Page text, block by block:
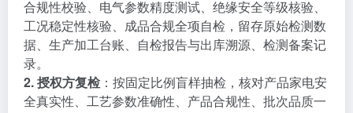
合规性校验、电气参数精度测试、绝缘安全等级核验、
工况稳定性核验、成品合规全项自检，留存原始检测数
据、生产加工台账、自检报告与出库溯源、检测备案记
录。
2. 授权方复检：按固定比例盲样抽检，核对产品家电安
全真实性、工艺参数准确性、产品合规性、批次品质一